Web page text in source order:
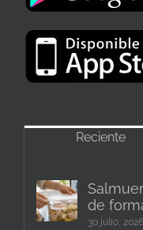
Reciente
de
30 julio, 2026